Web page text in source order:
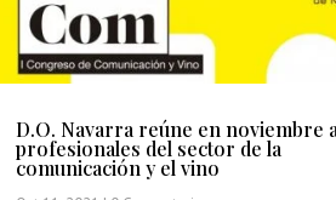
D.O. Navarra reúne en noviembre a
profesionales del sector de la
comunicación y el vino